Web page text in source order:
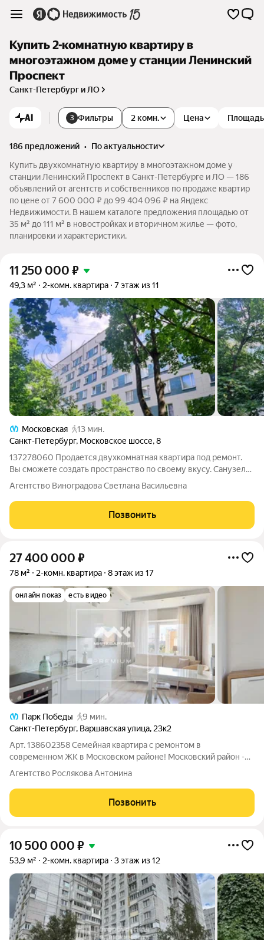
Купить 2-комнатную квартиру в
многоэтажном доме у станции Ленинский
Проспект
Санкт-Петербург и ЛО
AI 3 Фильтры 2 комн. Цена Площадь
186 предложений •
по актуальности
Купить двухкомнатную квартиру в многоэтажном доме у
станции Ленинский Проспект в Санкт-Петербурге и ЛО — 186
объявлений от агентств и собственников по продаже квартир
по цене от 7 600 000 ₽ до 99 404 096 ₽ на Яндекс
Недвижимости. В нашем каталоге предложения площадью от
35 м² до 111 м² в новостройках и вторичном жилье — фото,
планировки и характеристики.
11 250 000 ₽
49,3 м² 2-комн. квартира 7 этаж из 11
Московская
13 мин.
Санкт-Петербург, Московское шоссе,8
137278060 Продается двухкомнатная квартира под ремонт.
Вы сможете создать пространство по своему вкусу. Санузел
раздельный, окна выходят на зеленый двор, поэтому высокий
этаж является преимуществом, обеспечивая хорошую
освещенность. Дом кирпичный,
Агентство Виноградова Светлана Васильевна
Позвонить
27 400 000 ₽
78 м² 2-комн. квартира 8 этаж из 17
онлайн показ есть видео
Парк Победы
9 мин.
Санкт-Петербург, Варшавская улица, 23к2
Арт. 138602358 Семейная квартира с ремонтом в
современном ЖК в Московском районе! Московский район -
один из самых востребованных и комфортных для жизни в
инфраструктура. Престижные школы, комфортные для
Агентство Рослякова Антонина
Позвонить
10 500 000 ₽
53,9 м² 2-комн. квартира 3 этаж из 12